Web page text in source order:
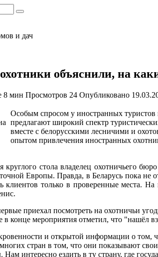
и дач
объяснили, на
8 мин Просмотров 24 Опубликовано
Особым спросом у иностранных туристов
предлагают широкий спектр
вместе с белорусскими лесничими и
опытом привлечения иностранных
круглого стола владелец охотничьего
Европы. Правда, в Беларусь пока
клиентов только в проверенные места.
приехал посмотреть на охотничьи
конце мероприятия отметил, что "нашёл
и открытой информации о том,
стран в том, что они показывают
Нам интересно ездить в ту страну, где